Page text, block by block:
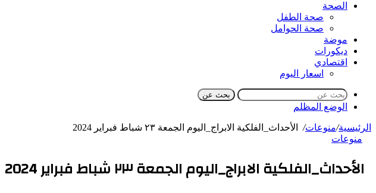
الصحة
صحة الطفل
صحة الحوامل
موضة
ديكورات
اقتصادي
اسعار اليوم
بحث عن
الوضع المظلم
الرئيسية/منوعات/ الأحداث_الفلكية الابراج_اليوم الجمعة ٢٣ شباط فبراير 2024
منوعات
الأحداث_الفلكية الابراج_اليوم الجمعة ٢٣ شباط فبراير 2024